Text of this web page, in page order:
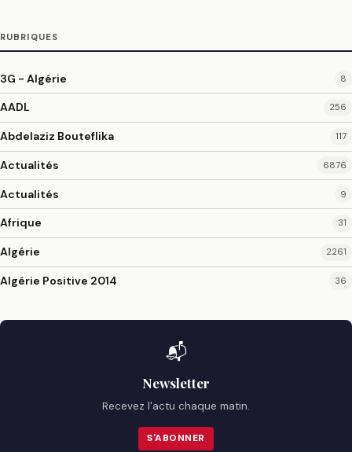
RUBRIQUES
3G - Algérie 8
AADL 256
Abdelaziz Bouteflika 117
Actualités 6876
Actualités 9
Afrique 31
Algérie 2261
Algérie Positive 2014 36
📬
Newsletter
Recevez l'actu chaque matin.
S'ABONNER